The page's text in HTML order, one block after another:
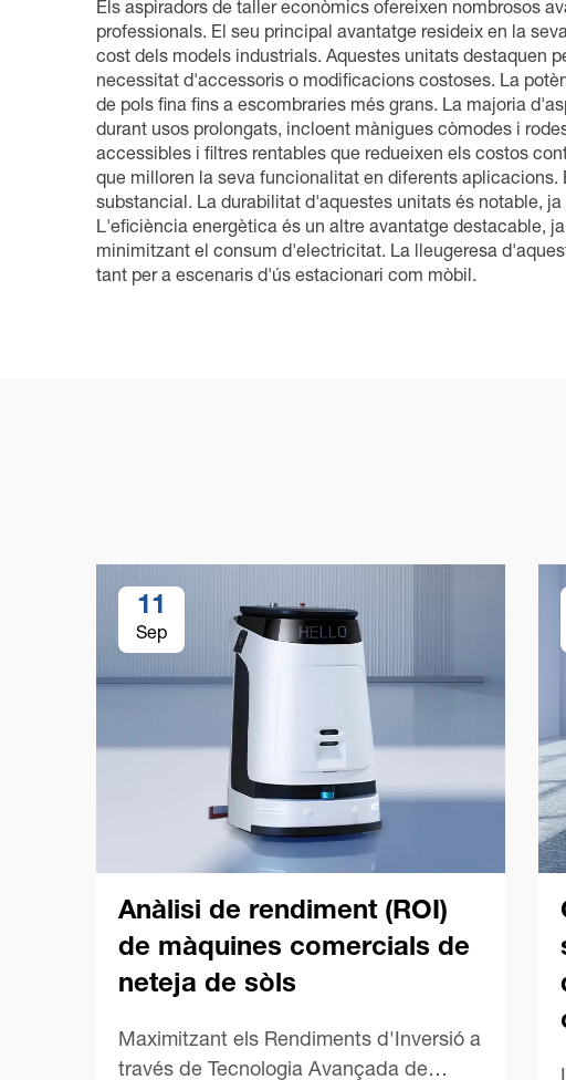
Els aspiradors de taller econòmics ofereixen nombrosos
professionals. El seu principal avantatge resideix en la
cost dels models industrials. Aquestes unitats destaquen
necessitat d'accessoris o modificacions costoses. La
de pols fina fins a escombraries més grans. La majoria
durant usos prolongats, incloent mànigues còmodes i
accessibles i filtres rentables que redueixen els costos
que milloren la seva funcionalitat en diferents
substancial. La durabilitat d'aquestes unitats és notable,
L'eficiència energètica és un altre avantatge destacable,
minimitzant el consum d'electricitat. La lleugeresa
tant per a escenaris d'ús estacionari com mòbil.
11
Sep
Anàlisi de rendiment (ROI)
de màquines comercials de
neteja de sòls
Maximitzant els Rendiments d'Inversió a
través de Tecnologia Avançada de